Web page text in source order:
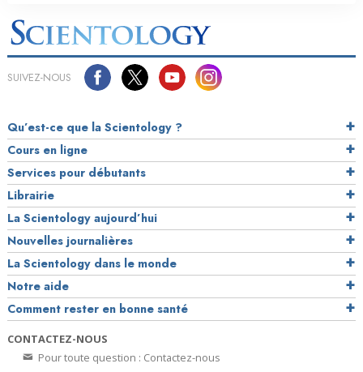
SUIVEZ-NOUS
Qu’est-ce que la Scientology ?
Cours en ligne
Services pour débutants
Librairie
La Scientology aujourd’hui
Nouvelles journalières
La Scientology dans le monde
Notre aide
Comment rester en bonne santé
CONTACTEZ-NOUS
Pour toute question : Contactez-nous